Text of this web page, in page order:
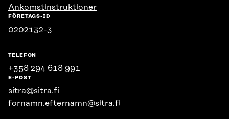
Ankomstinstruktioner
FÖRETAGS-ID
0202132-3
TELEFON
+358 294 618 991
E-POST
sitra@sitra.fi
fornamn.efternamn@sitra.fi